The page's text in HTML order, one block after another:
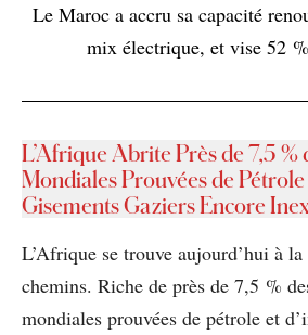
Le Maroc a accru sa capacité
mix électrique, et vise 52
L’Afrique Abrite Près de 7,5 %
Mondiales Prouvées de Pétrole
Gisements Gaziers Encore
L’Afrique se trouve aujourd’hui à la
chemins. Riche de près de 7,5 %
mondiales prouvées de pétrole et